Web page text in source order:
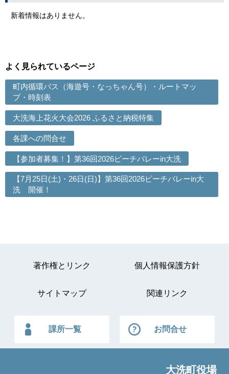
新着情報はありません。
よく見られているページ
町内循環バス（海遊号・なっちゃん号）・ルートマッ
プ・時刻表
大洗海上花火大会2026 ふるさと納税特集
各課への問合せ
【参加者募集！】第36回2026ビーチバレーin大洗
【7月25日(土)・26日(日)】第36回2026ビーチバレーin大
洗 開催！
著作権とリンク 個人情報保護方針
サイトマップ 関連リンク
課所一覧 お問合せ
大洗町役場